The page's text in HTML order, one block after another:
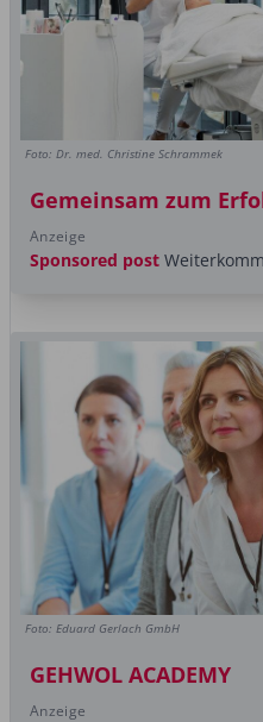
Foto: Dr. med. Christine Schrammek
Gemeinsam zum
Anzeige
Sponsored post
Foto: Eduard Gerlach GmbH
GEHWOL ACADEMY
Anzeige